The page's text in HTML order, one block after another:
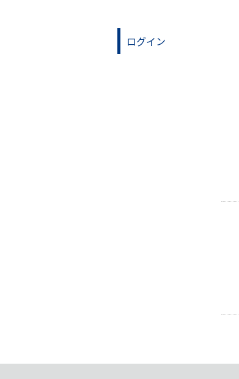
ログイン